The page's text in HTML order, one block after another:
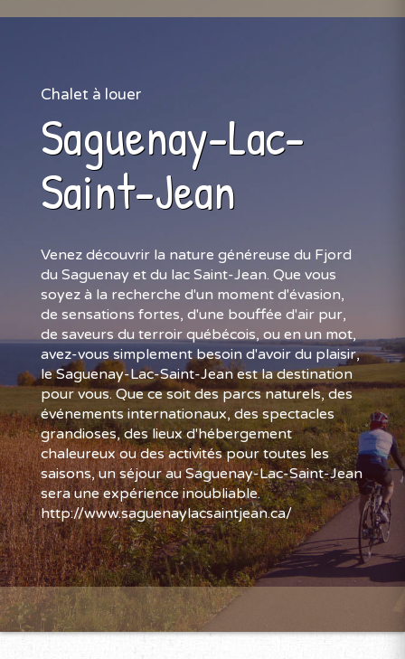
Chalet à louer
Saguenay-Lac-
Saint-Jean
Venez découvrir la nature généreuse du Fjord
du Saguenay et du lac Saint-Jean. Que vous
soyez à la recherche d'un moment d'évasion,
de sensations fortes, d'une bouffée d'air pur,
de saveurs du terroir québécois, ou en un mot,
avez-vous simplement besoin d'avoir du plaisir,
le Saguenay-Lac-Saint-Jean est la destination
pour vous. Que ce soit des parcs naturels, des
événements internationaux, des spectacles
grandioses, des lieux d'hébergement
chaleureux ou des activités pour toutes les
saisons, un séjour au Saguenay-Lac-Saint-Jean
sera une expérience inoubliable.
http://www.saguenaylacsaintjean.ca/